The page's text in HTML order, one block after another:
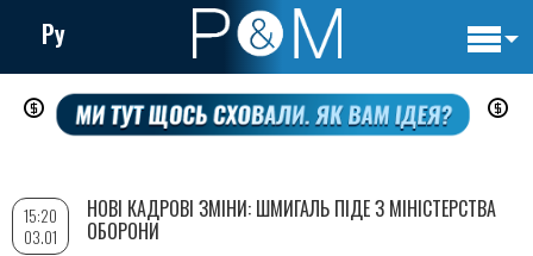
Перейти
до
вмісту
Ру
15:20
03.01
НОВІ КАДРОВІ ЗМІНИ: ШМИГАЛЬ ПІДЕ З МІНІСТЕРСТВА
ОБОРОНИ